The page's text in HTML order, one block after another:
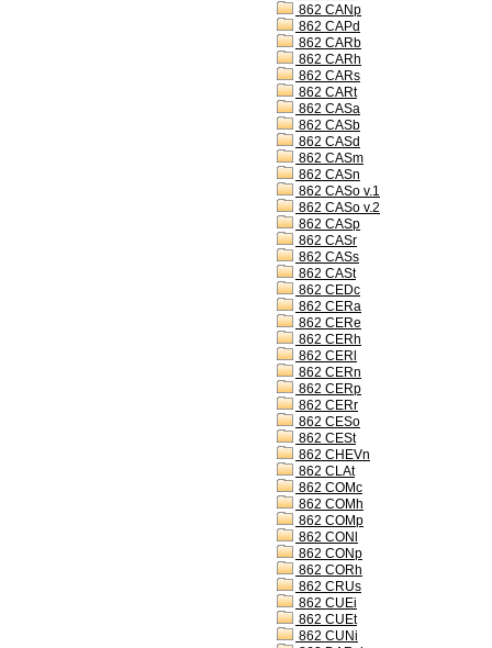
862 CANp
862 CAPd
862 CARb
862 CARh
862 CARs
862 CARt
862 CASa
862 CASb
862 CASd
862 CASm
862 CASn
862 CASo v.1
862 CASo v.2
862 CASp
862 CASr
862 CASs
862 CASt
862 CEDc
862 CERa
862 CERe
862 CERh
862 CERl
862 CERn
862 CERp
862 CERr
862 CESo
862 CESt
862 CHEVn
862 CLAt
862 COMc
862 COMh
862 COMp
862 CONl
862 CONp
862 CORh
862 CRUs
862 CUEi
862 CUEt
862 CUNi